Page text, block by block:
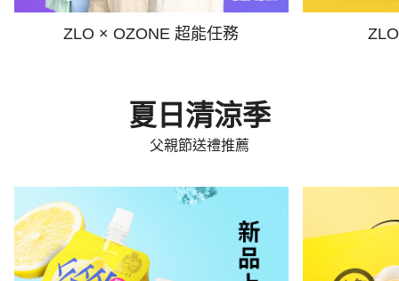
ZLO × OZONE 超能任務
夏日清涼季
父親節送禮推薦